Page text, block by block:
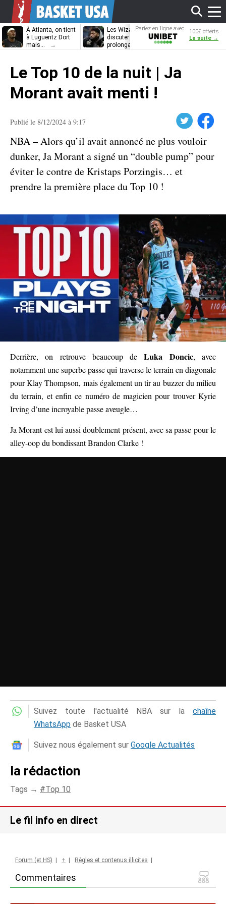
À Atlanta, on tient
à Luguentz Dort
mais…
Les Wizards vont
discuter
prolongation avec
Dennis
découvrira-t-il
Pariez en ligne avec
Unibet
100€ offerts
La suite →
Le Top 10 de la nuit | Ja
Morant avait menti !
Publié le 8/12/2024 à 9:17 Facebook
NBA – Alors qu’il avait annoncé ne plus vouloir
dunker, Ja Morant a signé un “double pump” pour
éviter le contre de Kristaps Porzingis… et
prendre la première place du Top 10 !
Derrière, on retrouve beaucoup deLuka Doncic, avec
notamment une superbe passe qui traverse le terrain en diagonale
pour Klay Thompson, mais également un tir au buzzer du milieu
du terrain, et enfin ce numéro de magicien pour trouver Kyrie
Irving d’une incroyable passe aveugle…
Ja Morant est lui aussi doublement présent, avec sa passe pour le
alley-oop du bondissant Brandon Clarke !
Suivez toute l'actualité NBA sur la chaîne
WhatsApp de Basket USA
Suivez nous également sur Google Actualités
la rédaction
Tags → Top 10
Le fil info en direct
Commentaires
Forum (et HS) | + | Règles et contenus illicites |